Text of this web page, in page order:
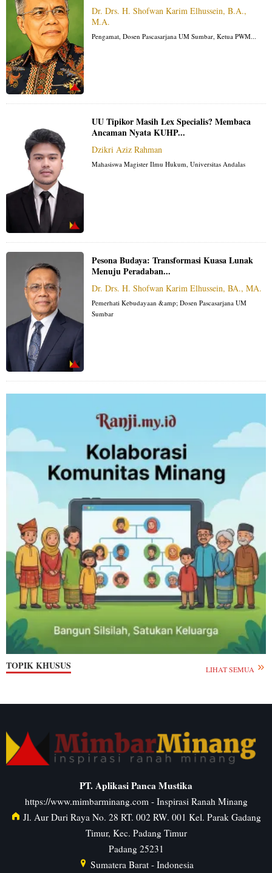
Dr. Drs. H. Shofwan Karim Elhussein, B.A.,
M.A.
Pengamat, Dosen Pascasarjana UM Sumbar, Ketua PWM...
UU Tipikor Masih Lex Specialis? Membaca
Ancaman Nyata KUHP...
Dzikri Aziz Rahman
Mahasiswa Magister Ilmu Hukum, Universitas Andalas
Pesona Budaya: Transformasi Kuasa Lunak
Menuju Peradaban...
Dr. Drs. H. Shofwan Karim Elhussein, BA., MA.
Pemerhati Kebudayaan &amp; Dosen Pascasarjana UM
Sumbar
TOPIK KHUSUS LIHAT SEMUA
PT. Aplikasi Panca Mustika
https://www.mimbarminang.com - Inspirasi Ranah Minang
Jl. Aur Duri Raya No. 28 RT. 002 RW. 001 Kel. Parak Gadang
Timur, Kec. Padang Timur
Padang 25231
Sumatera Barat - Indonesia